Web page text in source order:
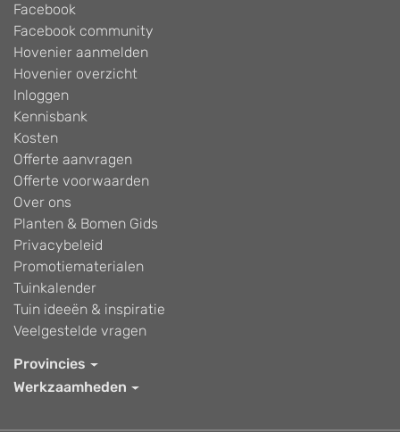
Facebook
Facebook community
Hovenier aanmelden
Hovenier overzicht
Inloggen
Kennisbank
Kosten
Offerte aanvragen
Offerte voorwaarden
Over ons
Planten & Bomen Gids
Privacybeleid
Promotiematerialen
Tuinkalender
Tuin ideeën & inspiratie
Veelgestelde vragen
Provincies
Werkzaamheden